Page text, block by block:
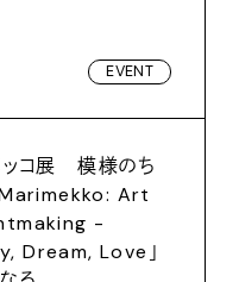
EVENT
ッコ展 模様のち
Art
-
Dream, Love」